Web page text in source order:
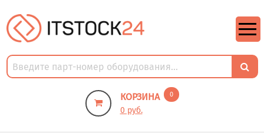
КОРЗИНА 0
0 руб.